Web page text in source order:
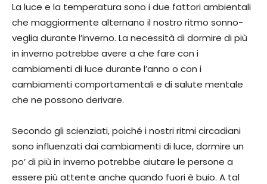
La luce e la temperatura sono i due fattori ambientali
che maggiormente alternano il nostro ritmo sonno-
veglia durante l’inverno. La necessità di dormire di più
in inverno potrebbe avere a che fare con i
cambiamenti di luce durante l’anno o con i
cambiamenti comportamentali e di salute mentale
che ne possono derivare.
Secondo gli scienziati, poiché i nostri ritmi circadiani
sono influenzati dai cambiamenti di luce, dormire un
po’ di più in inverno potrebbe aiutare le persone a
essere più attente anche quando fuori è buio. A tal